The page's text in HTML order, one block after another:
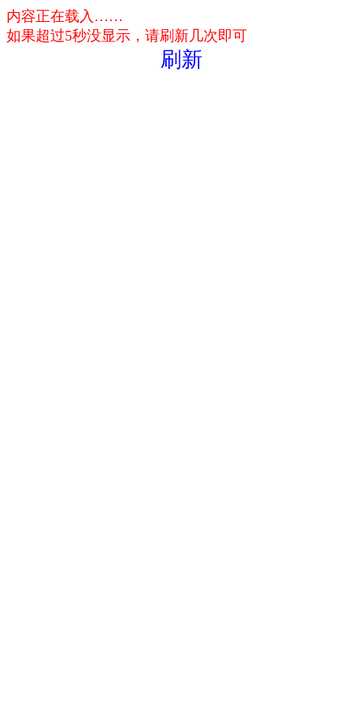
内容正在载入……
如果超过5秒没显示，请刷新几次即可
刷新